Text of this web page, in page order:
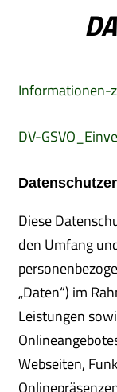
Informationen-
DV-
Diese
den Umfang
„Daten“) im
Leistungen
Webseiten,